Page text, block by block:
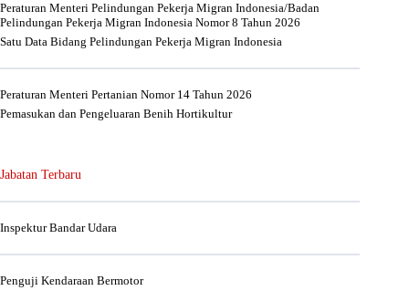
Peraturan Menteri Pelindungan Pekerja Migran Indonesia/Badan
Pelindungan Pekerja Migran Indonesia Nomor 8 Tahun 2026
Satu Data Bidang Pelindungan Pekerja Migran Indonesia
Peraturan Menteri Pertanian Nomor 14 Tahun 2026
Pemasukan dan Pengeluaran Benih Hortikultur
Jabatan Terbaru
Inspektur Bandar Udara
Penguji Kendaraan Bermotor